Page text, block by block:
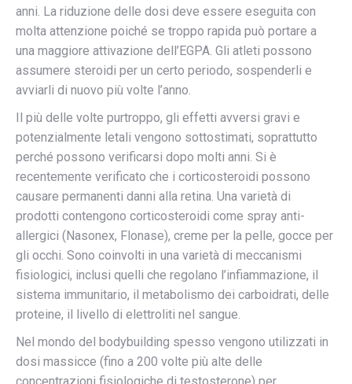
anni. La riduzione delle dosi deve essere eseguita con
molta attenzione poiché se troppo rapida può portare a
una maggiore attivazione dell’EGPA. Gli atleti possono
assumere steroidi per un certo periodo, sospenderli e
avviarli di nuovo più volte l’anno.
Il più delle volte purtroppo, gli effetti avversi gravi e
potenzialmente letali vengono sottostimati, soprattutto
perché possono verificarsi dopo molti anni. Si è
recentemente verificato che i corticosteroidi possono
causare permanenti danni alla retina. Una varietà di
prodotti contengono corticosteroidi come spray anti-
allergici (Nasonex, Flonase), creme per la pelle, gocce per
gli occhi. Sono coinvolti in una varietà di meccanismi
fisiologici, inclusi quelli che regolano l’infiammazione, il
sistema immunitario, il metabolismo dei carboidrati, delle
proteine, il livello di elettroliti nel sangue.
Nel mondo del bodybuilding spesso vengono utilizzati in
dosi massicce (fino a 200 volte più alte delle